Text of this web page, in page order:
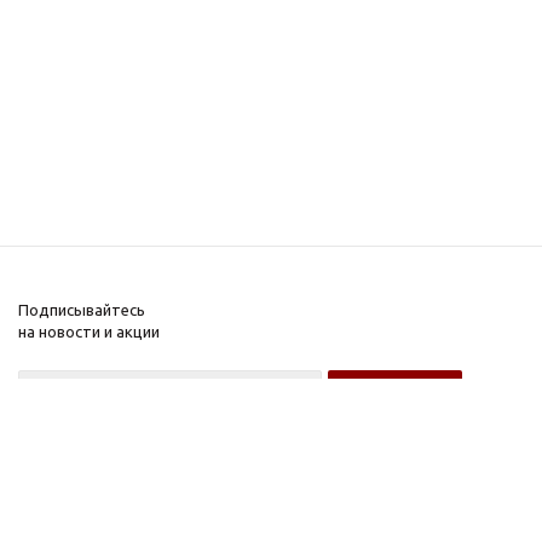
Подписывайтесь
на новости и акции